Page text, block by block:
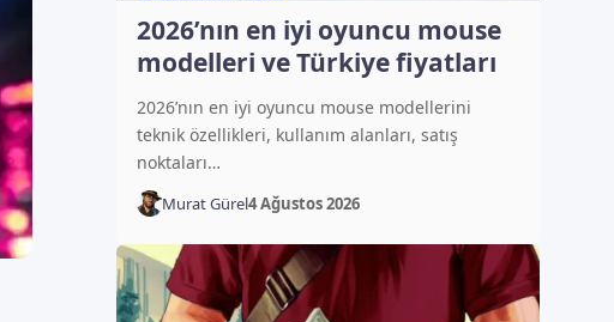
2026’nın en iyi oyuncu mouse
modelleri ve Türkiye fiyatları
2026’nın en iyi oyuncu mouse modellerini
teknik özellikleri, kullanım alanları, satış
noktaları…
Murat Gürel4 Ağustos 2026